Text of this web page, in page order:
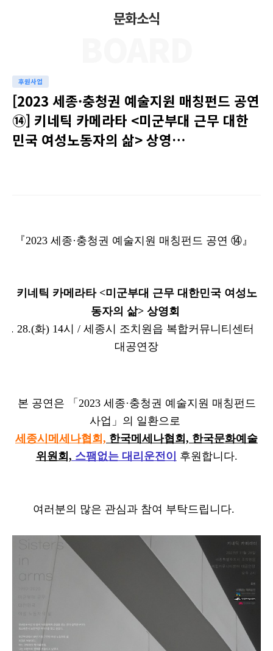
문화소식
후원사업
[2023 세종·충청권 예술지원 매칭펀드 공연
⑭] 키네틱 카메라타 <미군부대 근무 대한
민국 여성노동자의 삶> 상영…
『2023 세종·충청권 예술지원 매칭펀드 공연 ⑭』
키네틱 카메라타 <미군부대 근무 대한민국 여성노
동자의 삶> 상영회
28.(화) 14시 / 세종시 조치원읍 복합커뮤니티센터
대공연장
본 공연은 「2023 세종·충청권 예술지원 매칭펀드
사업」의 일환으로
세종시메세나협회, 한국메세나협회, 한국문화예술
위원회, 스팸없는 대리운전이 후원합니다.
여러분의 많은 관심과 참여 부탁드립니다.